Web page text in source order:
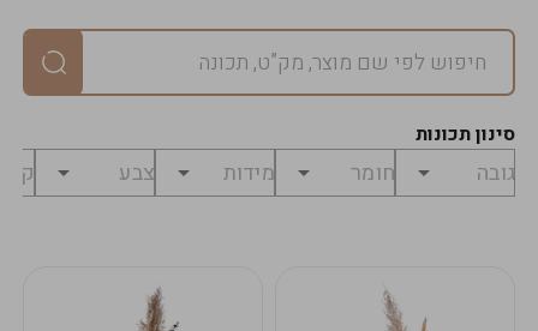
סינון תכונות
במארז
מחיר
לפני
₪0